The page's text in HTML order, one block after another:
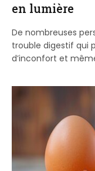
en lumière
De nombreuses
trouble digestif qui
d’inconfort et